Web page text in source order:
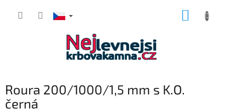
Roura 200/1000/1,5 mm s K.O.
černá